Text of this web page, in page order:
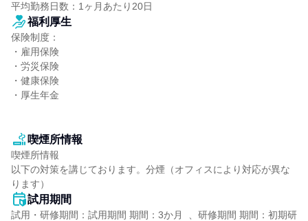
平均勤務日数：1ヶ月あたり20日
福利厚生
保険制度：
・雇用保険
・労災保険
・健康保険
・厚生年金
喫煙所情報
喫煙所情報
以下の対策を講じております。分煙（オフィスにより対応が異な
ります）
試用期間
試用・研修期間：試用期間 期間：3か月  、研修期間 期間：初期研